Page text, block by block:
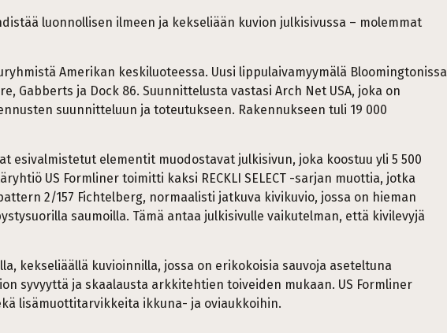
luonnollisen ilmeen ja kekseliään kuvion julkisivussa – molemmat
Amerikan keskiluoteessa. Uusi lippulaivamyymälä Bloomingtonissa
Gabberts ja Dock 86. Suunnittelusta vastasi Arch Net USA, joka on
suunnitteluun ja toteutukseen. Rakennukseen tuli 19 000
esivalmistetut elementit muodostavat julkisivun, joka koostuu yli 5 500
US Formliner toimitti kaksi RECKLI SELECT -sarjan muottia, jotka
2/157 Fichtelberg, normaalisti jatkuva kivikuvio, jossa on hieman
saumoilla. Tämä antaa julkisivulle vaikutelman, että kivilevyjä
kekseliäällä kuvioinnilla, jossa on erikokoisia sauvoja aseteltuna
syvyyttä ja skaalausta arkkitehtien toiveiden mukaan. US Formliner
lisämuottitarvikkeita ikkuna- ja oviaukkoihin.